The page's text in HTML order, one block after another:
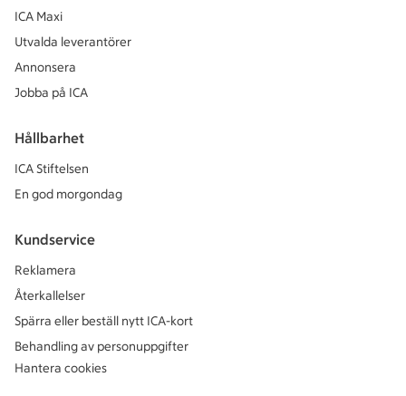
ICA Maxi
Utvalda leverantörer
Annonsera
Jobba på ICA
Hållbarhet
ICA Stiftelsen
En god morgondag
Kundservice
Reklamera
Återkallelser
Spärra eller beställ nytt ICA-kort
Behandling av personuppgifter
Hantera cookies